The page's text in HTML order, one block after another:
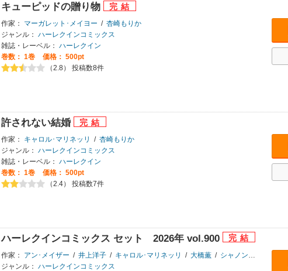
キューピッドの贈り物
作家： マーガレット･メイヨー / 杏崎もりか
ジャンル： ハーレクインコミックス
雑誌・レーベル： ハーレクイン
巻数： 1巻
価格： 500pt
（2.8） 投稿数8件
許されない結婚
作家： キャロル･マリネッリ / 杏崎もりか
ジャンル： ハーレクインコミックス
雑誌・レーベル： ハーレクイン
巻数： 1巻
価格： 500pt
（2.4） 投稿数7件
ハーレクインコミックス セット 2026年 vol.900
作家： アン･メイザー / 井上洋子 / キャロル･マリネッリ / 大橋薫 / シャノン･ウェイバリー
ジャンル： ハーレクインコミックス